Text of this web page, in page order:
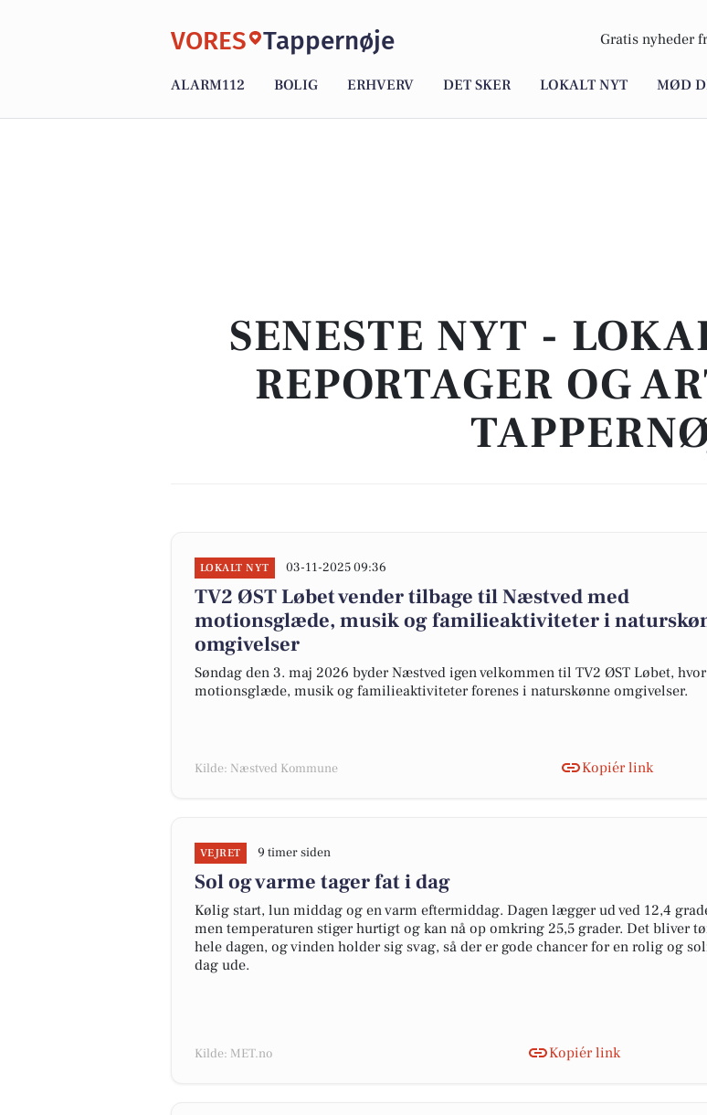
VORES Tappernøje Gratis nyheder
ALARM112 BOLIG ERHVERV DET SKER LOKALT NYT MØD
SENESTE NYT -
REPORTAGER OG
LOKALT NYT 03-11-2025 09:36
TV2 ØST Løbet vender tilbage til Næstved med
motionsglæde, musik og familieaktiviteter i
omgivelser
Søndag den 3. maj 2026 byder Næstved igen velkommen til TV2 ØST Løbet, hvor
motionsglæde, musik og familieaktiviteter forenes i naturskønne omgivelser.
Kilde: Næstved Kommune Kopiér link
VEJRET 9 timer siden
Sol og varme tager fat i dag
Kølig start, lun middag og en varm eftermiddag. Dagen lægger ud ved 12,4
men temperaturen stiger hurtigt og kan nå op omkring 25,5 grader. Det bliver
hele dagen, og vinden holder sig svag, så der er gode chancer for en rolig og
dag ude.
Kilde: MET.no Kopiér link